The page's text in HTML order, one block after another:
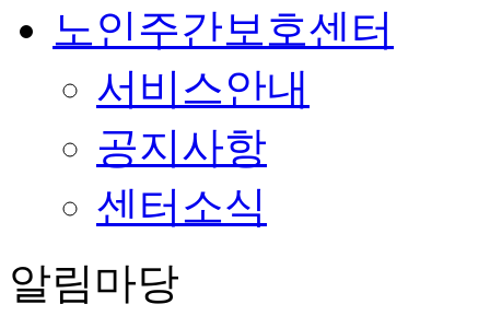
노인주간보호센터
서비스안내
공지사항
센터소식
알림마당